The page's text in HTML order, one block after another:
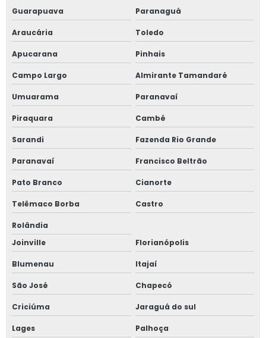
Serviço de avaliação de imóveis
Serviço de gerenciamento de obra
Serviços de engenharia consultiva
Sistema de gestão de obra
Valor consultoria imobiliária
Valor de gerenciamento de obra
Vistoria de conclusão de obra
Vistoria de entrega de obra
Vistoria de obra
Vistoria de obra de edificação
Vistoria de obras e de edifícios
Vistoria de recebimento de obra
Guarapuava Paranaguá
Araucária Toledo
Apucarana Pinhais
Campo Largo Almirante Tamandaré
Umuarama Paranavaí
Piraquara Cambé
Sarandi Fazenda Rio Grande
Paranavaí Francisco Beltrão
Pato Branco Cianorte
Telêmaco Borba Castro
Rolândia
Joinville
Florianópolis
Blumenau Itajaí
São José Chapecó
Criciúma Jaraguá do sul
Lages Palhoça